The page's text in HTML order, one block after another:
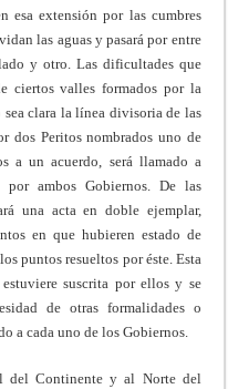
esa extensión por las cumbres
las aguas y pasará por entre
y otro. Las dificultades que
ciertos valles formados por la
clara la línea divisoria de las
dos Peritos nombrados uno de
a un acuerdo, será llamado a
ambos Gobiernos. De las
una acta en doble ejemplar,
en que hubieren estado de
puntos resueltos por éste. Esta
suscrita por ellos y se
de otras formalidades o
a cada uno de los Gobiernos.
del Continente y al Norte del